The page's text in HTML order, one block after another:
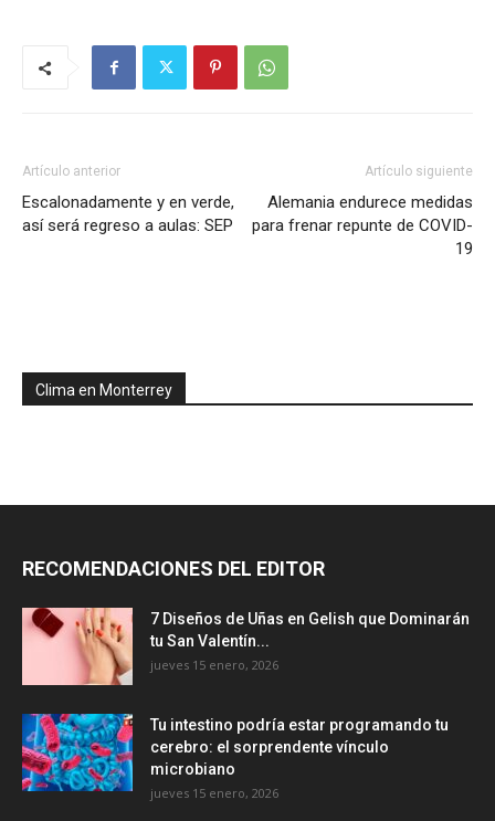
Artículo anterior
Escalonadamente y en verde,
así será regreso a aulas: SEP
Artículo siguiente
Alemania endurece medidas
para frenar repunte de COVID-
19
Clima en Monterrey
RECOMENDACIONES DEL EDITOR
7 Diseños de Uñas en Gelish que Dominarán
tu San Valentín...
jueves 15 enero, 2026
Tu intestino podría estar programando tu
cerebro: el sorprendente vínculo
microbiano
jueves 15 enero, 2026